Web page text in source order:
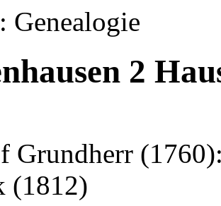
Genealogie
2
Grundherr
(1812)